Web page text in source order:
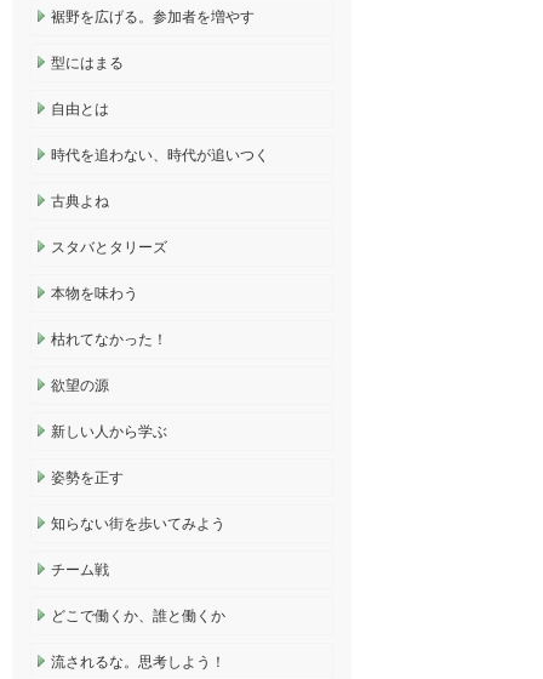
裾野を広げる。参加者を増やす
型にはまる
自由とは
時代を追わない、時代が追いつく
古典よね
スタバとタリーズ
本物を味わう
枯れてなかった！
欲望の源
新しい人から学ぶ
姿勢を正す
知らない街を歩いてみよう
チーム戦
どこで働くか、誰と働くか
流されるな。思考しよう！